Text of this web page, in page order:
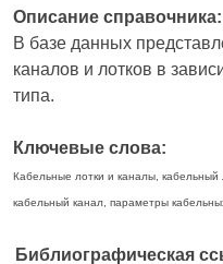
Описание справочника:
В базе данных
каналов и лотков в
типа.
Ключевые слова:
Кабельные лотки и каналы, кабельный
кабельный канал, параметры
Библиографическая